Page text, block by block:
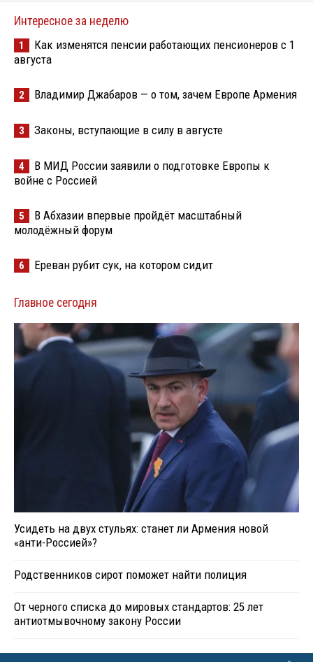
Интересное за неделю
1
Как изменятся пенсии работающих пенсионеров с 1
августа
2 Владимир Джабаров — о том, зачем Европе Армения
3 Законы, вступающие в силу в августе
4
В МИД России заявили о подготовке Европы к
войне с Россией
5
В Абхазии впервые пройдёт масштабный
молодёжный форум
6 Ереван рубит сук, на котором сидит
Главное сегодня
Усидеть на двух стульях: станет ли Армения новой
«анти-Россией»?
Родственников сирот поможет найти полиция
От черного списка до мировых стандартов: 25 лет
антиотмывочному закону России